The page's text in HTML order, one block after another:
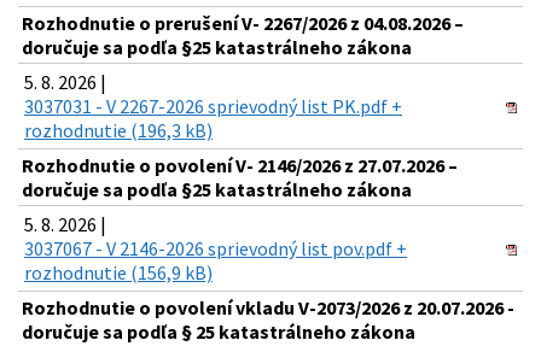
Rozhodnutie o prerušení V- 2267/2026 z 04.08.2026 –
doručuje sa podľa §25 katastrálneho zákona
5. 8. 2026 |
3037031 - V 2267-2026 sprievodný list PK.pdf +
rozhodnutie (196,3 kB)
Rozhodnutie o povolení V- 2146/2026 z 27.07.2026 –
doručuje sa podľa §25 katastrálneho zákona
5. 8. 2026 |
3037067 - V 2146-2026 sprievodný list pov.pdf +
rozhodnutie (156,9 kB)
Rozhodnutie o povolení vkladu V-2073/2026 z 20.07.2026 -
doručuje sa podľa § 25 katastrálneho zákona